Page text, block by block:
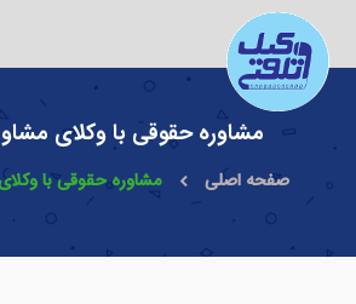
مشاوره حقوقی با وکلای
صفحه اصلی مشاوره حقوقی با